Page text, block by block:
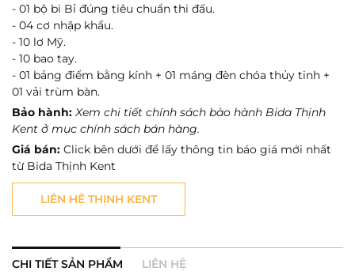
- 01 bộ bi Bỉ đúng tiêu chuẩn thi đấu.
- 04 cơ nhập khẩu.
- 10 lơ Mỹ.
- 10 bao tay.
- 01 bảng điểm bằng kính + 01 máng đèn chóa thủy tinh +
01 vải trùm bàn.
Bảo hành: Xem chi tiết chính sách bào hành Bida Thịnh
Kent ở mục chính sách bán hàng.
Giá bán: Click bên dưới để lấy thông tin báo giá mới nhất
từ Bida Thịnh Kent
LIÊN HỆ THỊNH KENT
CHI TIẾT SẢN PHẨM LIÊN HỆ